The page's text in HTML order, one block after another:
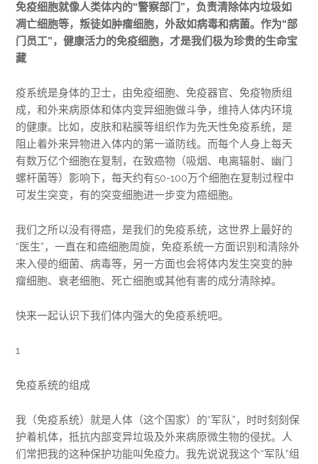
免疫细胞就像人类体内的“警察部门”，负责清除体内垃圾如
凋亡细胞等，叛徒如肿瘤细胞，外敌如病毒和病菌。作为“部
门员工”，健康活力的免疫细胞，才是我们极为珍贵的生命宝
藏
疫系统是身体的卫士，由免疫细胞、免疫器官、免疫物质组
成，和外来病原体和体内变异细胞做斗争，维持人体内环境
的健康。比如，皮肤和粘膜等组织作为先天性免疫系统，是
阻止着外来异物进入体内的第一道防线。而每个人身上每天
有数万亿个细胞在复制，在致癌物（吸烟、电离辐射、幽门
螺杆菌等）影响下，每天约有50-100万个细胞在复制过程中
可发生突变，有的突变细胞进一步变为癌细胞。
我们之所以没有得癌，是我们的免疫系统，这世界上最好的
“医生”，一直在和癌细胞周旋，免疫系统一方面识别和清除外
来入侵的细菌、病毒等，另一方面也会将体内发生突变的肿
瘤细胞、衰老细胞、死亡细胞或其他有害的成分清除掉。
快来一起认识下我们体内强大的免疫系统吧。
1
免疫系统的组成
我（免疫系统）就是人体（这个国家）的“军队”，时时刻刻保
护着机体，抵抗内部变异垃圾及外来病原微生物的侵扰。人
们常把我的这种保护功能叫免疫力。我先说说我这个“军队”组